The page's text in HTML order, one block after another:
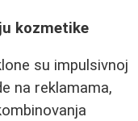
kozmetike
su impulsivnoj
na reklamama,